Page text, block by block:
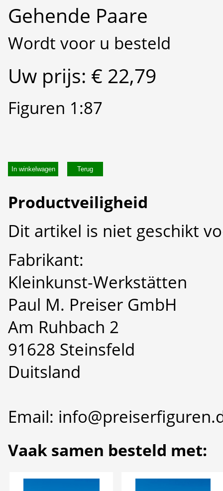
Gehende Paare
Wordt voor u besteld
Uw prijs: € 22,79
Figuren 1:87
In winkelwagen
Productveiligheid
Dit artikel is niet geschikt
Fabrikant:
Kleinkunst-Werkstätten
Paul M. Preiser GmbH
Am Ruhbach 2
91628 Steinsfeld
Duitsland
Email:
Vaak samen besteld met: